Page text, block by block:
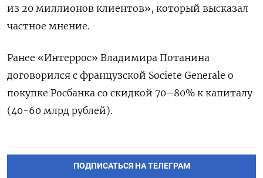
из 20 миллионов клиентов», который высказал
частное мнение.
Ранее «Интеррос» Владимира Потанина
договорился с французской Societe Generale о
покупке Росбанка со скидкой 70–80% к капиталу
(40-60 млрд рублей).
ПОДПИСАТЬСЯ НА ТЕЛЕГРАМ